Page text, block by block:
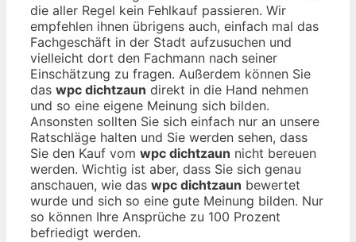
die aller Regel kein Fehlkauf passieren. Wir
empfehlen ihnen übrigens auch, einfach mal das
Fachgeschäft in der Stadt aufzusuchen und
vielleicht dort den Fachmann nach seiner
Einschätzung zu fragen. Außerdem können Sie
das wpc dichtzaun direkt in die Hand nehmen
und so eine eigene Meinung sich bilden.
Ansonsten sollten Sie sich einfach nur an unsere
Ratschläge halten und Sie werden sehen, dass
Sie den Kauf vom wpc dichtzaun nicht bereuen
werden. Wichtig ist aber, dass Sie sich genau
anschauen, wie das wpc dichtzaun bewertet
wurde und sich so eine gute Meinung bilden. Nur
so können Ihre Ansprüche zu 100 Prozent
befriedigt werden.